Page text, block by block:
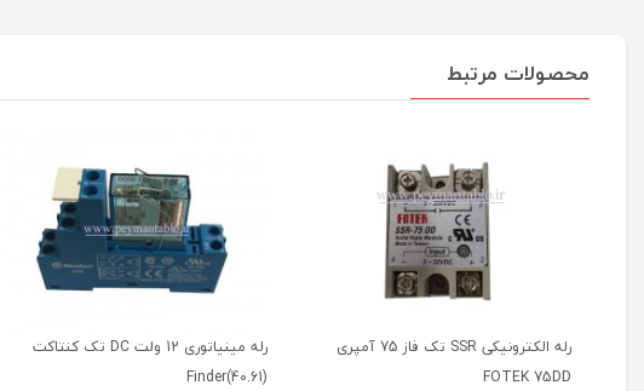
محصولات مرتبط
رله الکترونیکی SSR تک فاز 75 آمپری
FOTEK 75DD
رله مینیاتوری 12 ولت DC تک کنتاکت
(40.61)Finder